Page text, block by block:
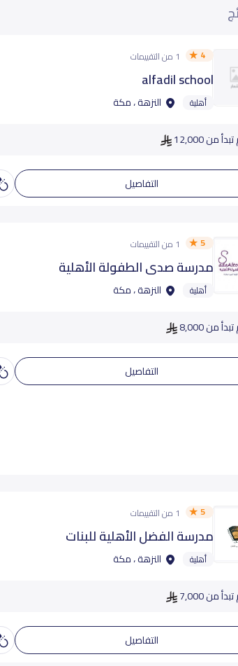
4 1 من التقييمات
alfadil school
أهلية النزهة ، مكة
من 12,000
التفاصيل
5 1 من التقييمات
مدرسة صدى الطفولة الأهلية
أهلية النزهة ، مكة
من 8,000
التفاصيل
5 1 من التقييمات
مدرسة الفضل الأهلية للبنات
أهلية النزهة ، مكة
من 7,000
التفاصيل